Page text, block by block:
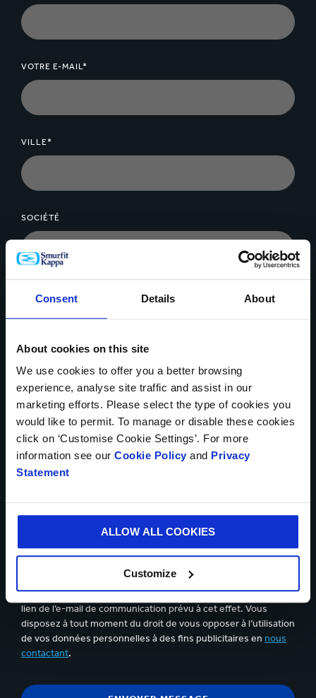
Consent Details About
About cookies on this site
We use cookies to offer you a better browsing
experience, analyse site traffic and assist in our
marketing efforts. Please select the type of cookies you
would like to permit. To manage or disable these cookies
click on ‘Customise Cookie Settings’. For more
information see our Cookie Policy and Privacy
Statement
ALLOW ALL COOKIES
Customize
VOTRE E-MAIL*
VILLE*
SOCIÉTÉ
MESSAGE*
Télécharger un fichier
Oui, je souhaite recevoir des informations de Smurfit
déclaration de confidentialité.
Vous pouvez vous désabonner à tout moment en suivant le
lien de l’e-mail de communication prévu à cet effet. Vous
disposez à tout moment du droit de vous opposer à l’utilisation
de vos données personnelles à des fins publicitaires en nous
contactant.